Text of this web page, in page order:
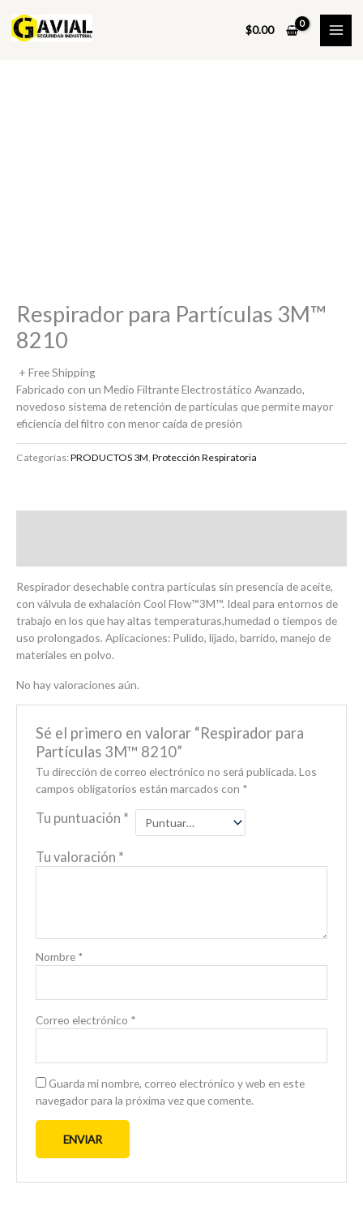
contenido
$0.00
Respirador para Partículas 3M™
8210
+ Free Shipping
Fabricado con un Medio Filtrante Electrostático Avanzado,
novedoso sistema de retención de partículas que permite mayor
eficiencia del filtro con menor caída de presión
Categorías:PRODUCTOS 3M, Protección Respiratoria
Respirador desechable contra partículas sin presencia de aceite,
con válvula de exhalación Cool Flow™3M™. Ideal para entornos de
trabajo en los que hay altas temperaturas,humedad o tiempos de
uso prolongados. Aplicaciones: Pulido, lijado, barrido, manejo de
materiales en polvo.
No hay valoraciones aún.
Sé el primero en valorar “Respirador para
Partículas 3M™ 8210”
Tu dirección de correo electrónico no será publicada. Los
campos obligatorios están marcados con *
Tu puntuación *
Tu valoración *
Nombre *
Correo electrónico *
Guarda mi nombre, correo electrónico y web en este
navegador para la próxima vez que comente.